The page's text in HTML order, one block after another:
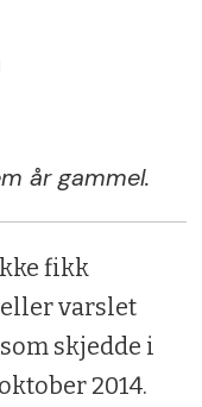
år gammel.
fikk
varslet
skjedde i
2014.